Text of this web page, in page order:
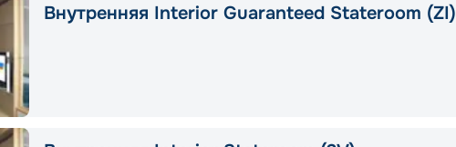
Внутренняя Interior Guaranteed Stateroom (ZI)